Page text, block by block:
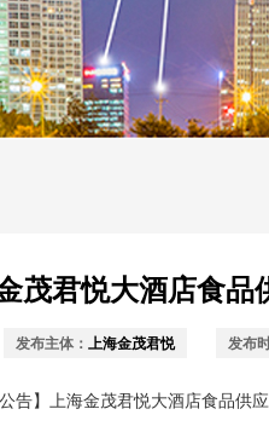
茂君悦大酒店食品
发布主体： 上海金茂君悦 发布
告】 上海金茂君悦大酒店食品供